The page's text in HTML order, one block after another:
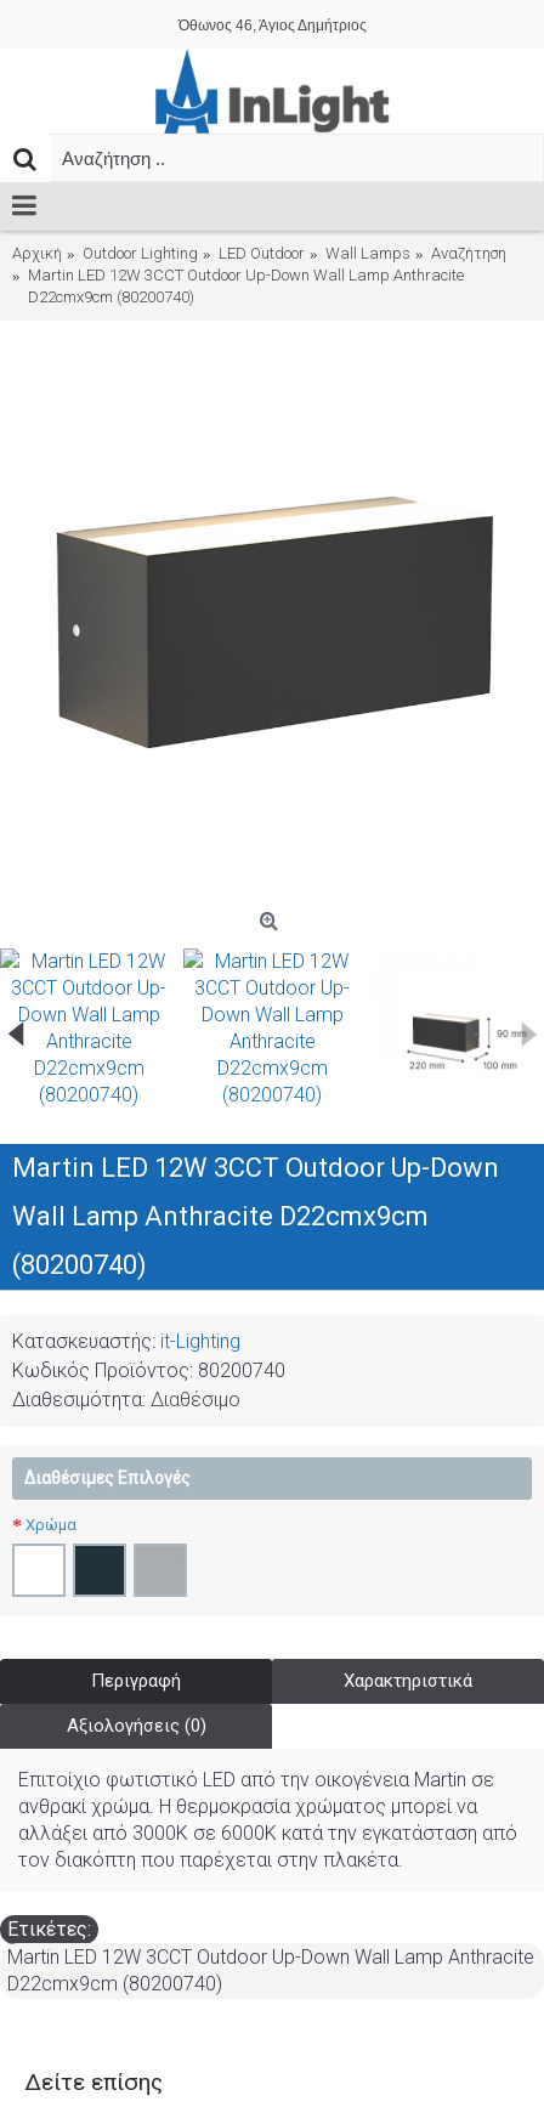
Όθωνος 46, Άγιος Δημήτριος
Αρχική Outdoor Lighting LED Outdoor Wall Lamps
Αναζήτηση
Martin LED 12W 3CCT Outdoor Up-Down Wall Lamp Anthracite
D22cmx9cm (80200740)
Martin LED 12W 3CCT Outdoor Up-Down
Wall Lamp Anthracite D22cmx9cm
(80200740)
Κατασκευαστής: it-Lighting
Κωδικός Προϊόντος: 80200740
Διαθεσιμότητα: Διαθέσιμο
Διαθέσιμες Επιλογές
Χρώμα
Περιγραφή Χαρακτηριστικά
Αξιολογήσεις (0)
Επιτοίχιο φωτιστικό LED από την οικογένεια Martin σε
ανθρακί χρώμα. Η θερμοκρασία χρώματος μπορεί να
αλλάξει από 3000K σε 6000K κατά την εγκατάσταση από
τον διακόπτη που παρέχεται στην πλακέτα.
Ετικέτες:
Martin LED 12W 3CCT Outdoor Up-Down Wall Lamp Anthracite
D22cmx9cm (80200740)
Δείτε επίσης